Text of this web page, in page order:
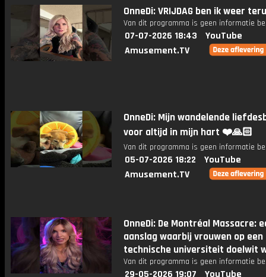
OnneDi: VRIJDAG ben ik weer
Van dit programma is geen informatie
07-07-2026 18:43
YouTube
Amusement.TV
OnneDi: Mijn wandelende
voor altijd in mijn hart ❤️🙏🏻
Van dit programma is geen informatie
05-07-2026 18:22
YouTube
Amusement.TV
OnneDi: De Montréal Massacre:
aanslag waarbij vrouwen op een
technische universiteit doelwit
Van dit programma is geen informatie
29-05-2026 19:07
YouTube